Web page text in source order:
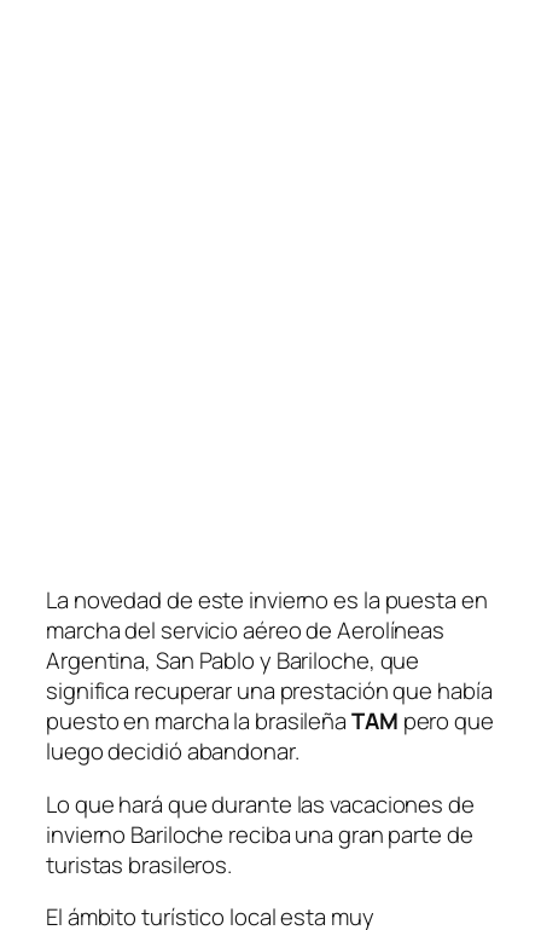
La novedad de este invierno es la puesta en
marcha del servicio aéreo de Aerolíneas
Argentina, San Pablo y Bariloche, que
significa recuperar una prestación que había
puesto en marcha la brasileñaTAM pero que
luego decidió abandonar.
Lo que hará que durante las vacaciones de
invierno Bariloche reciba una gran parte de
turistas brasileros.
El ámbito turístico local esta muy